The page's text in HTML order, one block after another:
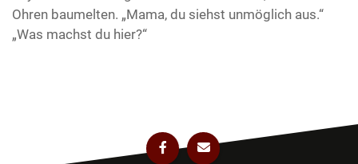
Ohren baumelten. „Mama, du siehst unmöglich aus.“
„Was machst du hier?“